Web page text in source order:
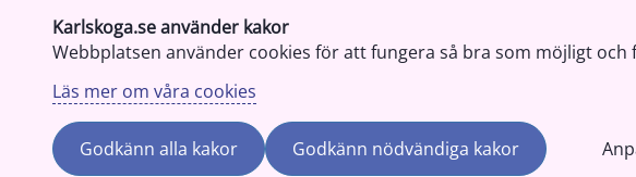
Karlskoga.se använder kakor
Webbplatsen använder cookies för att fungera så bra som möjligt
Läs mer om våra cookies
Godkänn alla kakor Godkänn nödvändiga kakor